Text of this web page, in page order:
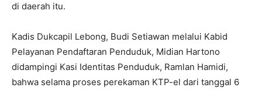
di daerah itu.
Kadis Dukcapil Lebong, Budi Setiawan melalui Kabid
Pelayanan Pendaftaran Penduduk, Midian Hartono
didampingi Kasi Identitas Penduduk, Ramlan Hamidi,
bahwa selama proses perekaman KTP-el dari tanggal 6